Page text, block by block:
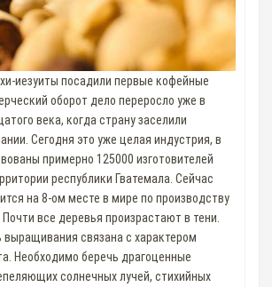
иезуиты посадили первые кофейные
оборот дело переросло уже в
века, когда страну заселили
Сегодня это уже целая индустрия, в
примерно 125000 изготовителей
республики Гватемала. Сейчас
на 8-ом месте в мире по производству
все деревья произрастают в тени.
выращивания связана с характером
Необходимо беречь драгоценные
солнечных лучей, стихийных